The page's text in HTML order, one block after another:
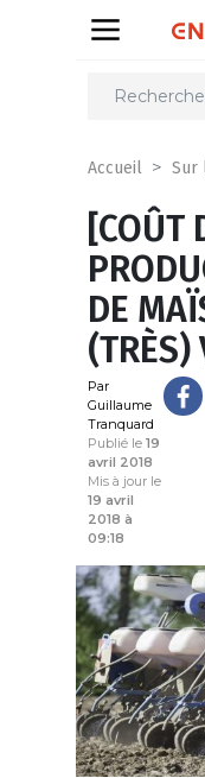
Partager
Accueil Sur
[COÛT
DE
(TRÈS)
Par
Guillaume
Tranquard
Publié le 19
avril 2018
Mis à jour le
19 avril
2018 à
09:18